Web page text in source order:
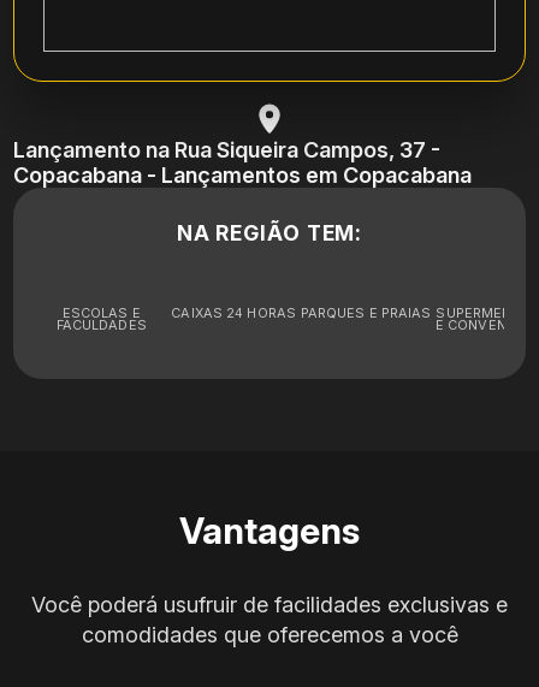
Lançamento na Rua Siqueira Campos, 37 -
Copacabana - Lançamentos em Copacabana
NA REGIÃO TEM:
ESCOLAS E
FACULDADES
CAIXAS 24 HORAS PARQUES E PRAIAS
E
Vantagens
Você poderá usufruir de facilidades exclusivas e
comodidades que oferecemos a você